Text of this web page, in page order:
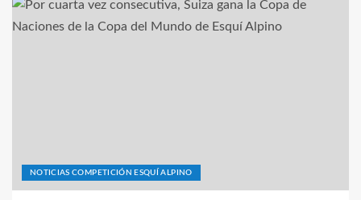
NOTICIAS COMPETICIÓN ESQUÍ ALPINO